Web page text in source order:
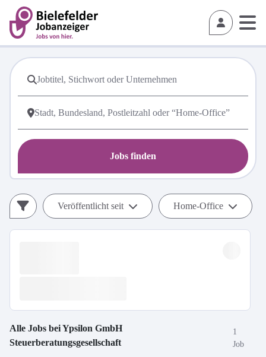
Jobs finden
Veröffentlicht seit Home-Office
Alle Jobs beiYpsilon GmbH
Steuerberatungsgesellschaft
1
Job